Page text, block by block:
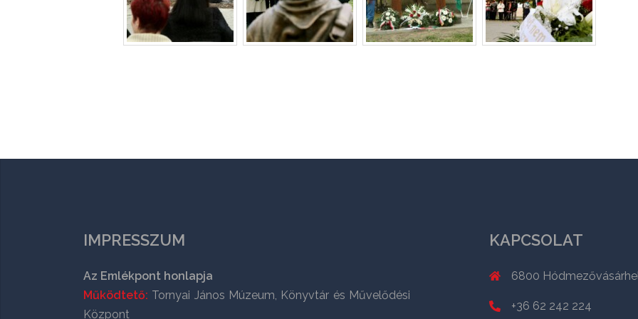
IMPRESSZUM
Az Emlékpont honlapja
Működtető: Tornyai János Múzeum, Könyvtár és Művelődési
Központ
KAPCSOLAT
6800
+36 62 242 224